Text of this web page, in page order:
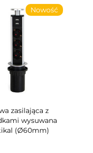
Nowość
zasilająca z
wysuwana
(Ø60mm)